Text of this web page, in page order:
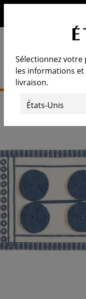
Sélectionnez
les informations
livraison.